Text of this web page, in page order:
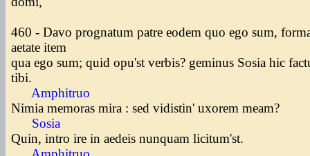
460 - Davo prognatum patre eodem quo ego sum,
aetate item
qua ego sum; quid opu'st verbis? geminus Sosia hic
tibi.
Amphitruo
Nimia memoras mira : sed vidistin' uxorem meam?
Sosia
Quin, intro ire in aedeis nunquam licitum'st.